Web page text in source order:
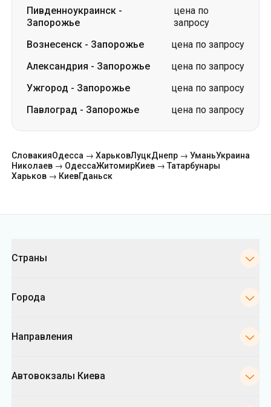
Пивденноукраинск -
Запорожье
цена по
запросу
Вознесенск - Запорожье
цена по запросу
Александрия - Запорожье
цена по запросу
Ужгород - Запорожье
цена по запросу
Павлоград - Запорожье цена по запросу
СловакияОдесса → ХарьковЛуцкДнепр → УманьУкраина
Николаев → ОдессаЖитомирКиев → Татарбунары
Харьков → КиевГданьск
Страны
Города
Направления
Автовокзалы Киева